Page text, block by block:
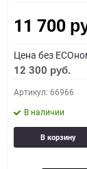
11 700
Цена без
12 300 руб.
Артикул: 66966
В наличии
В корзину